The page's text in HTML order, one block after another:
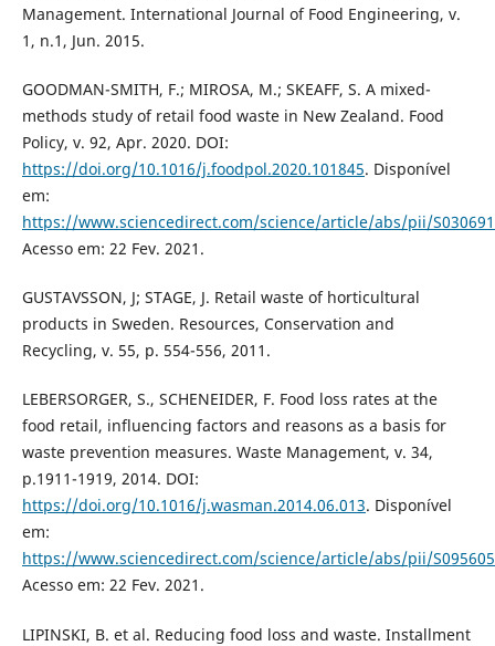
Management. International Journal of Food Engineering, v.
1, n.1, Jun. 2015.
GOODMAN-SMITH, F.; MIROSA, M.; SKEAFF, S. A mixed-
methods study of retail food waste in New Zealand. Food
Policy, v. 92, Apr. 2020. DOI:
https://doi.org/10.1016/j.foodpol.2020.101845. Disponível
em:
https://www.sciencedirect.com/science/article/abs/pii/
Acesso em: 22 Fev. 2021.
GUSTAVSSON, J; STAGE, J. Retail waste of horticultural
products in Sweden. Resources, Conservation and
Recycling, v. 55, p. 554-556, 2011.
LEBERSORGER, S., SCHENEIDER, F. Food loss rates at the
food retail, influencing factors and reasons as a basis for
waste prevention measures. Waste Management, v. 34,
p.1911-1919, 2014. DOI:
https://doi.org/10.1016/j.wasman.2014.06.013. Disponível
em:
https://www.sciencedirect.com/science/article/abs/pii/
Acesso em: 22 Fev. 2021.
LIPINSKI, B. et al. Reducing food loss and waste. Installment